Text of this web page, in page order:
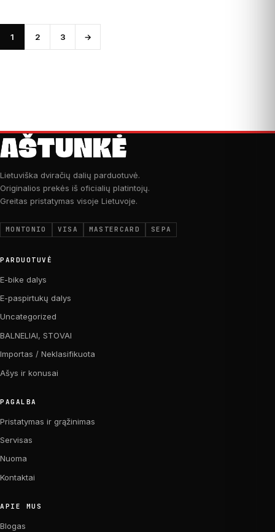
1 2 3 →
Lietuviška dviračių dalių parduotuvė.
Originalios prekės iš oficialių platintojų.
Greitas pristatymas visoje Lietuvoje.
MONTONIO VISA MASTERCARD SEPA
PARDUOTUVĖ
E-bike dalys
E-paspirtukų dalys
Uncategorized
BALNELIAI, STOVAI
Importas / Neklasifikuota
Ašys ir konusai
PAGALBA
Pristatymas ir grąžinimas
Servisas
Nuoma
Kontaktai
APIE MUS
Blogas